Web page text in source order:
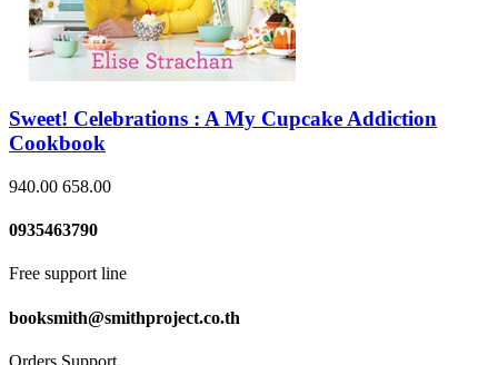
Sweet! Celebrations : A My Cupcake Addiction
Cookbook
940.00 658.00
0935463790
Free support line
booksmith@smithproject.co.th
Orders Support